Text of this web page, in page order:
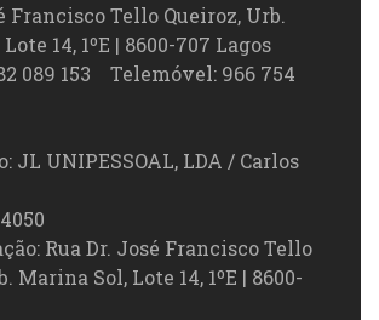
Francisco Tello Queiroz, Urb.
14, 1ºE | 8600-707 Lagos
089 153 Telemóvel: 966 754
JL UNIPESSOAL, LDA / Carlos
Rua Dr. José Francisco Tello
Marina Sol, Lote 14, 1ºE | 8600-